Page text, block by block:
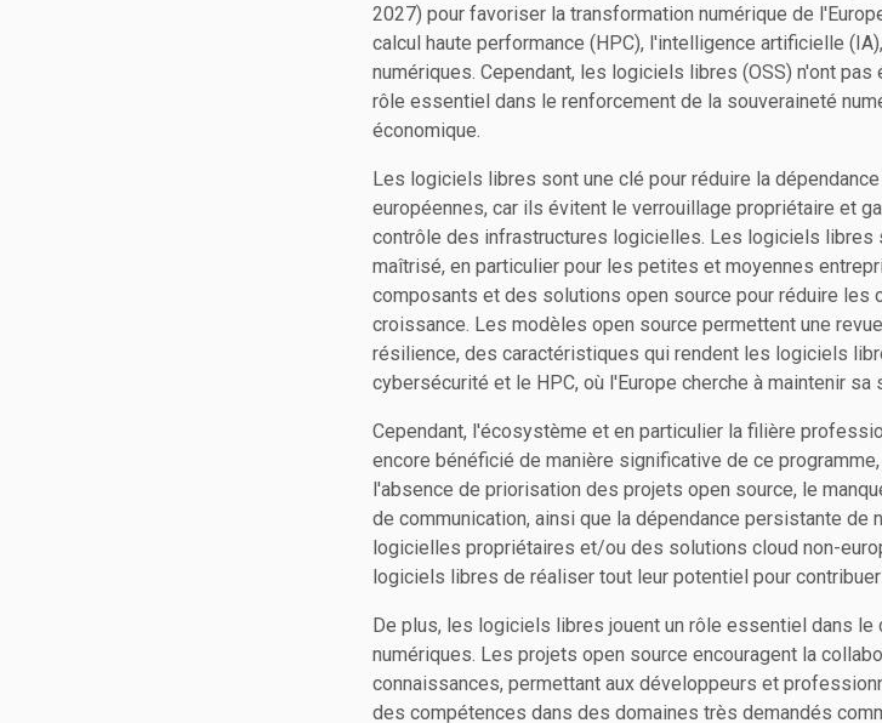
2027) pour favoriser la transformation numérique de
calcul haute performance (HPC), l'intelligence artificielle
numériques. Cependant, les logiciels libres (OSS) n'ont
rôle essentiel dans le renforcement de la souveraineté
économique.
Les logiciels libres sont une clé pour réduire la
européennes, car ils évitent le verrouillage propriétaire et
contrôle des infrastructures logicielles. Les logiciels libres
maîtrisé, en particulier pour les petites et moyennes
composants et des solutions open source pour réduire les
croissance. Les modèles open source permettent une
résilience, des caractéristiques qui rendent les logiciels
cybersécurité et le HPC, où l'Europe cherche à maintenir sa
Cependant, l'écosystème et en particulier la filière
encore bénéficié de manière significative de ce
l'absence de priorisation des projets open source, le
de communication, ainsi que la dépendance persistante
logicielles propriétaires et/ou des solutions cloud non-
logiciels libres de réaliser tout leur potentiel pour
De plus, les logiciels libres jouent un rôle essentiel dans
numériques. Les projets open source encouragent la
connaissances, permettant aux développeurs et
des compétences dans des domaines très demandés